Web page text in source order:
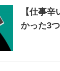
【仕事
かった3